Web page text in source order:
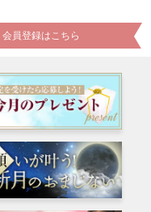
員登録はこちら